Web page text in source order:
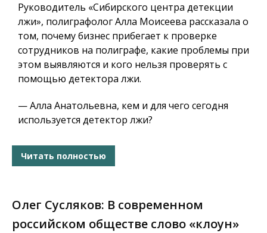
Руководитель «Сибирского центра детекции
лжи», полиграфолог Алла Моисеева рассказала о
том, почему бизнес прибегает к проверке
сотрудников на полиграфе, какие проблемы при
этом выявляются и кого нельзя проверять с
помощью детектора лжи.
— Алла Анатольевна, кем и для чего сегодня
используется детектор лжи?
Читать полностью
Олег Сусляков: В современном
российском обществе слово «клоун»